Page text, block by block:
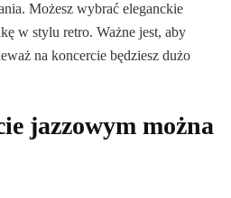
Możesz wybrać eleganckie
w stylu retro. Ważne jest, aby
na koncercie będziesz dużo
jazzowym można